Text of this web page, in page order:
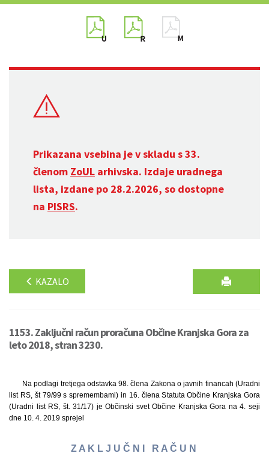
Prikazana vsebina je v skladu s 33.
členom ZoUL arhivska. Izdaje uradnega
lista, izdane po 28.2.2026, so dostopne
na PISRS.
KAZALO
1153. Zaključni račun proračuna Občine Kranjska Gora za
leto 2018, stran 3230.
Na podlagi tretjega odstavka 98. člena Zakona o javnih financah (Uradni
list RS, št 79/99 s spremembami) in 16. člena Statuta Občine Kranjska Gora
(Uradni list RS, št. 31/17) je Občinski svet Občine Kranjska Gora na 4. seji
dne 10. 4. 2019 sprejel
Z A K L J U Č N I R A Č U N